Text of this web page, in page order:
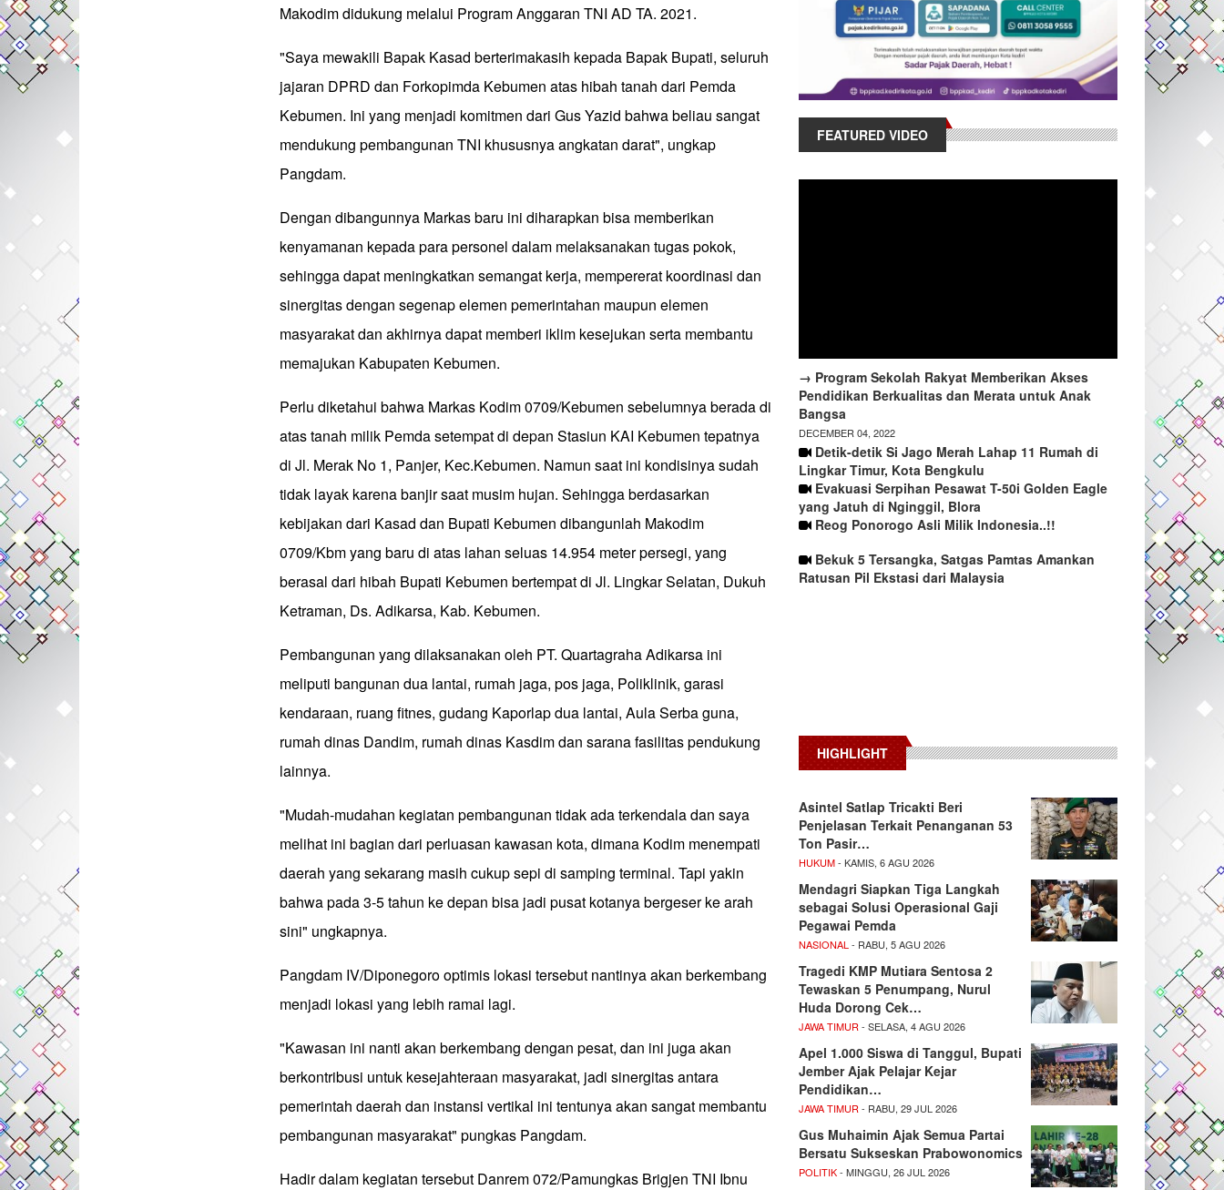
Makodim didukung melalui Program Anggaran TNI AD TA. 2021.
"Saya mewakili Bapak Kasad berterimakasih kepada Bapak Bupati, seluruh
jajaran DPRD dan Forkopimda Kebumen atas hibah tanah dari Pemda
Kebumen. Ini yang menjadi komitmen dari Gus Yazid bahwa beliau sangat
mendukung pembangunan TNI khususnya angkatan darat", ungkap
Pangdam.
Dengan dibangunnya Markas baru ini diharapkan bisa memberikan
kenyamanan kepada para personel dalam melaksanakan tugas pokok,
sehingga dapat meningkatkan semangat kerja, mempererat koordinasi dan
sinergitas dengan segenap elemen pemerintahan maupun elemen
masyarakat dan akhirnya dapat memberi iklim kesejukan serta membantu
memajukan Kabupaten Kebumen.
Perlu diketahui bahwa Markas Kodim 0709/Kebumen sebelumnya berada di
atas tanah milik Pemda setempat di depan Stasiun KAI Kebumen tepatnya
di Jl. Merak No 1, Panjer, Kec.Kebumen. Namun saat ini kondisinya sudah
tidak layak karena banjir saat musim hujan. Sehingga berdasarkan
kebijakan dari Kasad dan Bupati Kebumen dibangunlah Makodim
0709/Kbm yang baru di atas lahan seluas 14.954 meter persegi, yang
berasal dari hibah Bupati Kebumen bertempat di Jl. Lingkar Selatan, Dukuh
Ketraman, Ds. Adikarsa, Kab. Kebumen.
Pembangunan yang dilaksanakan oleh PT. Quartagraha Adikarsa ini
meliputi bangunan dua lantai, rumah jaga, pos jaga, Poliklinik, garasi
kendaraan, ruang fitnes, gudang Kaporlap dua lantai, Aula Serba guna,
rumah dinas Dandim, rumah dinas Kasdim dan sarana fasilitas pendukung
lainnya.
"Mudah-mudahan kegiatan pembangunan tidak ada terkendala dan saya
melihat ini bagian dari perluasan kawasan kota, dimana Kodim menempati
daerah yang sekarang masih cukup sepi di samping terminal. Tapi yakin
bahwa pada 3-5 tahun ke depan bisa jadi pusat kotanya bergeser ke arah
sini" ungkapnya.
Pangdam IV/Diponegoro optimis lokasi tersebut nantinya akan berkembang
menjadi lokasi yang lebih ramai lagi.
"Kawasan ini nanti akan berkembang dengan pesat, dan ini juga akan
berkontribusi untuk kesejahteraan masyarakat, jadi sinergitas antara
pemerintah daerah dan instansi vertikal ini tentunya akan sangat membantu
pembangunan masyarakat" pungkas Pangdam.
Hadir dalam kegiatan tersebut Danrem 072/Pamungkas Brigjen TNI Ibnu
FEATURED VIDEO
→ Program Sekolah Rakyat Memberikan Akses
Pendidikan Berkualitas dan Merata untuk Anak
Bangsa
DECEMBER 04, 2022
Detik-detik Si Jago Merah Lahap 11 Rumah di
Lingkar Timur, Kota Bengkulu
Evakuasi Serpihan Pesawat T-50i Golden Eagle
yang Jatuh di Nginggil, Blora
Reog Ponorogo Asli Milik Indonesia..!!
Bekuk 5 Tersangka, Satgas Pamtas Amankan
Ratusan Pil Ekstasi dari Malaysia
HIGHLIGHT
Asintel Satlap Tricakti Beri
Penjelasan Terkait Penanganan 53
Ton Pasir…
HUKUM- KAMIS, 6 AGU 2026
Mendagri Siapkan Tiga Langkah
sebagai Solusi Operasional Gaji
Pegawai Pemda
NASIONAL - RABU, 5 AGU 2026
Tragedi KMP Mutiara Sentosa 2
Tewaskan 5 Penumpang, Nurul
Huda Dorong Cek…
JAWA TIMUR - SELASA, 4 AGU 2026
Apel 1.000 Siswa di Tanggul, Bupati
Jember Ajak Pelajar Kejar
Pendidikan…
JAWA TIMUR - RABU, 29 JUL 2026
Gus Muhaimin Ajak Semua Partai
Bersatu Sukseskan Prabowonomics
POLITIK- MINGGU, 26 JUL 2026